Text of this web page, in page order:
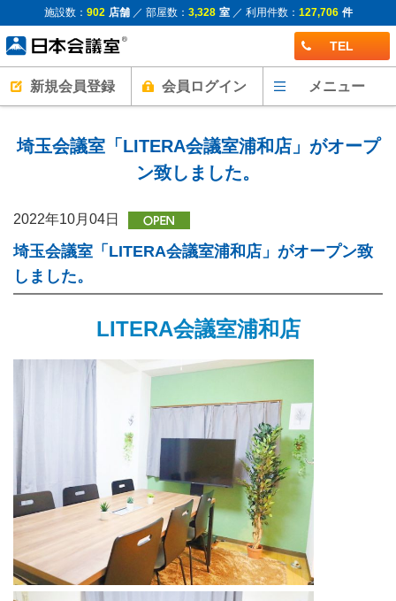
施設数： 902 店舗／ 部屋数： 3,328 室／ 利用件数： 127,706 件
TEL
新規会員登録 会員ログイン メニュー
埼玉会議室「LITERA会議室浦和店」がオープ
ン致しました。
2022年10月04日
埼玉会議室「LITERA会議室浦和店」がオープン致
しました。
LITERA会議室浦和店